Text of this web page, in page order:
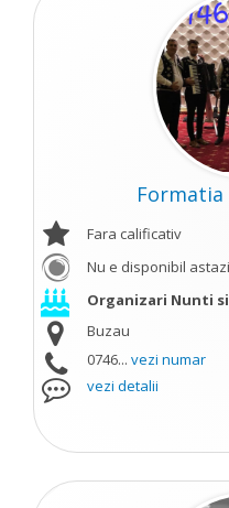
Formatia
Fara calificativ
Nu e disponibil
Organizari Nunti
Buzau
0746... vezi numar
vezi detalii